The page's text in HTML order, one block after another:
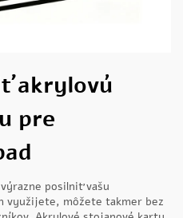
akrylovú
pre
posilniť vašu
využijete, môžete takmer bez